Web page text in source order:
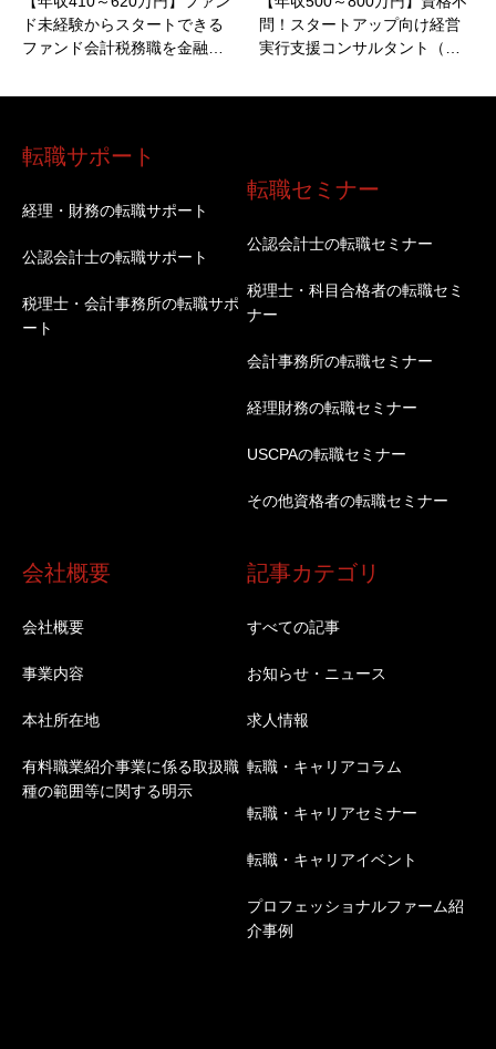
ド未経験からスタートできる
ファンド会計税務職を金融…
問！スタートアップ向け経営
実行支援コンサルタント（…
転職サポート
経理・財務の転職サポート
公認会計士の転職サポート
税理士・会計事務所の転職サポ
ート
転職セミナー
公認会計士の転職セミナー
税理士・科目合格者の転職セミ
ナー
会計事務所の転職セミナー
経理財務の転職セミナー
USCPAの転職セミナー
その他資格者の転職セミナー
会社概要
会社概要
事業内容
本社所在地
有料職業紹介事業に係る取扱職
種の範囲等に関する明示
記事カテゴリ
すべての記事
お知らせ・ニュース
求人情報
転職・キャリアコラム
転職・キャリアセミナー
転職・キャリアイベント
プロフェッショナルファーム紹
介事例